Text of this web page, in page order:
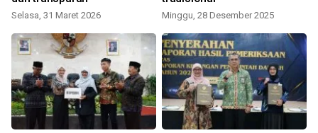
Selasa, 31 Maret 2026 Minggu, 28 Desember 2025